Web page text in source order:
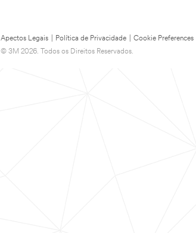
Apectos Legais Política de Privacidade Cookie Preferences
© 3M 2026. Todos os Direitos Reservados.